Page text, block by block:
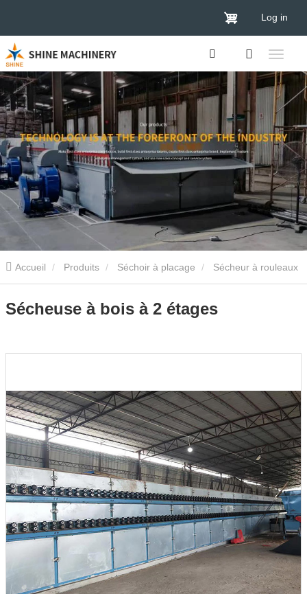
Log in
Accueil Produits Séchoir à placage Sécheur à rouleaux
de placage Sécheuse à bois à 2 étages
Sécheuse à bois à 2 étages